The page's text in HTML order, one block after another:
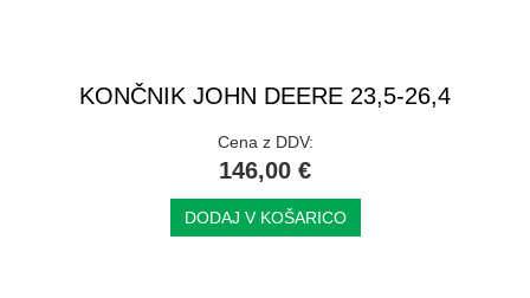
KONČNIK JOHN DEERE 23,5-26,4
Cena z DDV:
146,00 €
DODAJ V KOŠARICO